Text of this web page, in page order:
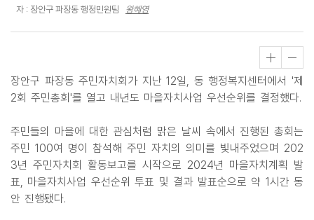
자 : 장안구 파장동 행정민원팀 왕혜영
장안구 파장동 주민자치회가 지난 12일, 동 행정복지센터에서 '제
2회 주민총회'를 열고 내년도 마을자치사업 우선순위를 결정했다.
주민들의 마을에 대한 관심처럼 맑은 날씨 속에서 진행된 총회는
주민 100여 명이 참석해 주민 자치의 의미를 빛내주었으며 202
3년 주민자치회 활동보고를 시작으로 2024년 마을자치계획 발
표, 마을자치사업 우선순위 투표 및 결과 발표순으로 약 1시간 동
안 진행됐다.